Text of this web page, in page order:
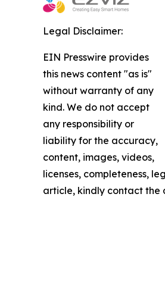
Legal Disclaimer:
EIN Presswire provides
this news content "as is"
without warranty of any
kind. We do not accept
any responsibility or
liability for the accuracy,
content, images, videos,
licenses, completeness,
article, kindly contact the